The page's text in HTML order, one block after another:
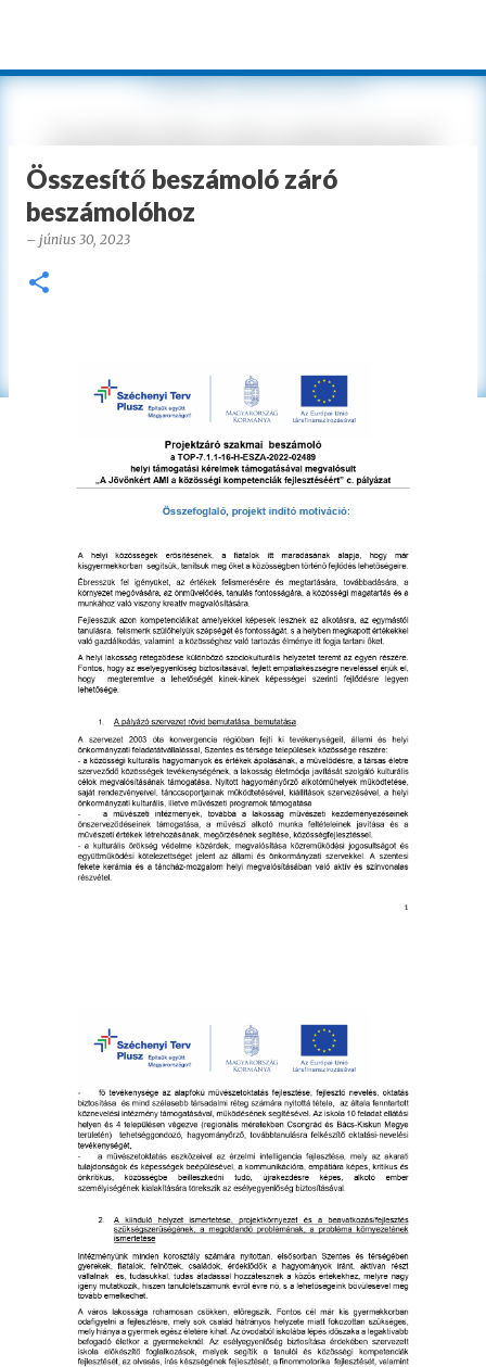
Összesítő beszámoló záró
beszámolóhoz
– június 30, 2023